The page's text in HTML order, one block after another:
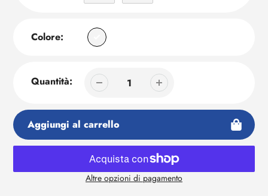
Colore:
Quantità:
Aggiungi al carrello
Altre opzioni di pagamento